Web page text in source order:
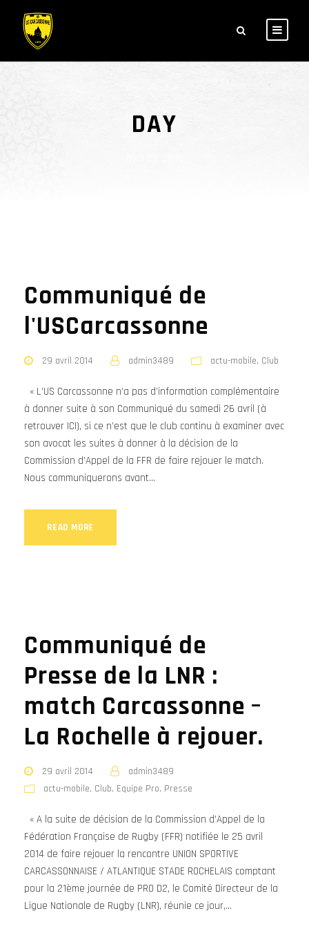
DAY
Communiqué de
l'USCarcassonne
29 avril 2014 admin3489 actu-mobile, Club
« L’US Carcassonne n’a pas d’information complémentaire
à donner suite à son Communiqué du samedi 26 avril (à
retrouver ICI), si ce n’est que le club continu à examiner avec
son avocat les suites à donner à la décision de la
Commission d’Appel de la FFR de faire rejouer le match.
Nous communiquerons avant...
READ MORE
Communiqué de
Presse de la LNR :
match Carcassonne –
La Rochelle à rejouer.
29 avril 2014
admin3489
actu-mobile, Club, Equipe Pro, Presse
« A la suite de décision de la Commission d’Appel de la
Fédération Française de Rugby (FFR) notifiée le 25 avril
2014 de faire rejouer la rencontre UNION SPORTIVE
CARCASSONNAISE / ATLANTIQUE STADE ROCHELAIS comptant
pour la 21ème journée de PRO D2, le Comité Directeur de la
Ligue Nationale de Rugby (LNR), réunie ce jour,...